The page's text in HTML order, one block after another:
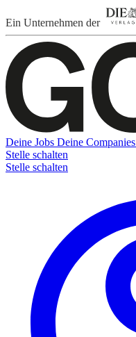
Ein Unternehmen der
Deine Jobs Deine Companies
Stelle schalten
Stelle schalten